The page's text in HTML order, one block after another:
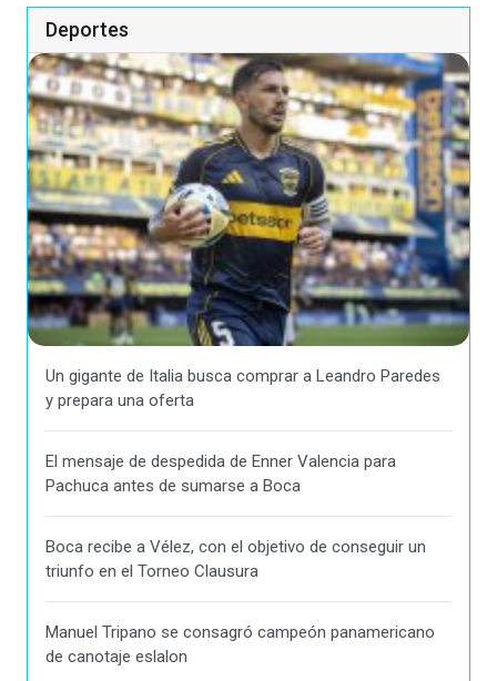
Deportes
Un gigante de Italia busca comprar a Leandro Paredes
y prepara una oferta
El mensaje de despedida de Enner Valencia para
Pachuca antes de sumarse a Boca
Boca recibe a Vélez, con el objetivo de conseguir un
triunfo en el Torneo Clausura
Manuel Tripano se consagró campeón panamericano
de canotaje eslalon